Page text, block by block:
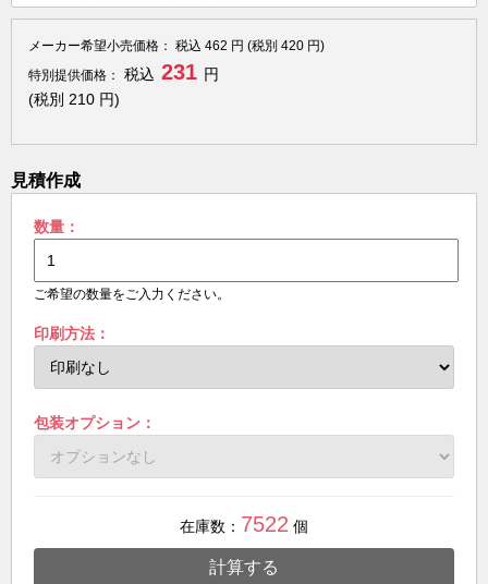
メーカー希望小売価格： 税込 462 円 (税別 420 円)
特別提供価格：
税込 231 円
(税別 210 円)
見積作成
数量：
ご希望の数量をご入力ください。
印刷方法：
包装オプション：
在庫数： 7522 個
計算する